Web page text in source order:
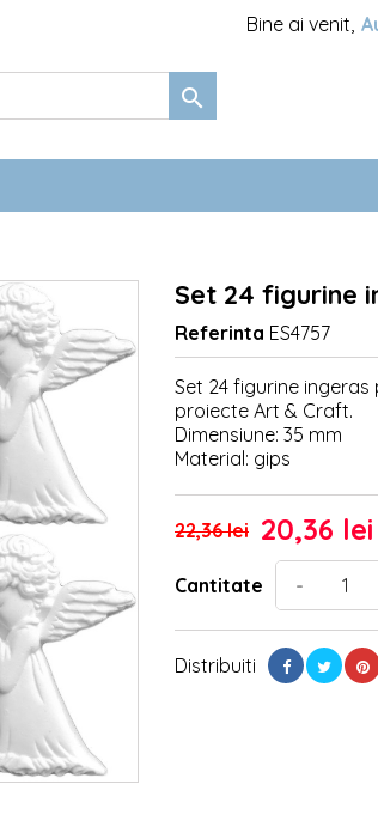
Bine ai venit,

Set 24 figurine
Referinta ES4757
Set 24 figurine
proiecte Art & Craft.
Dimensiune: 35 mm
Material: gips
22,36 lei 20,36 lei
Cantitate -
Distribuiti